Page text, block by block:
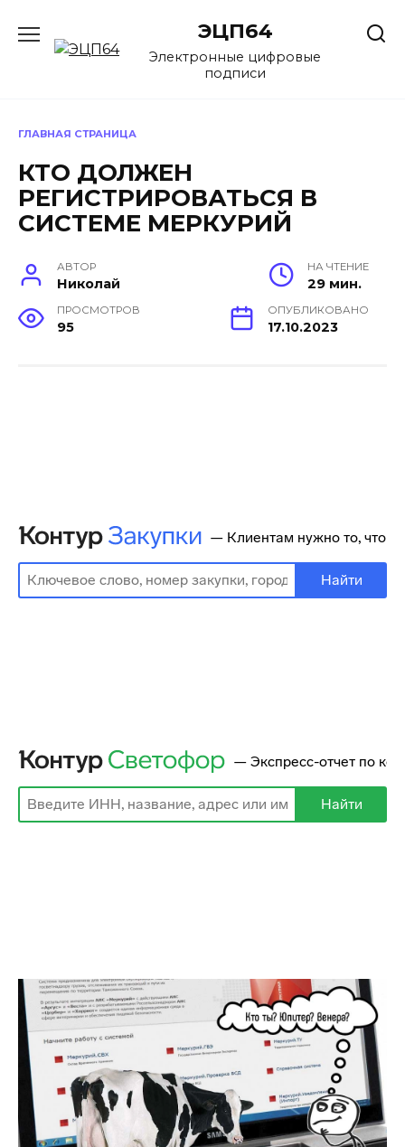
содержанию
ЭЦП64
Электронные цифровые
подписи
ГЛАВНАЯ СТРАНИЦА
КТО ДОЛЖЕН
РЕГИСТРИРОВАТЬСЯ В
СИСТЕМЕ МЕРКУРИЙ
АВТОР
Николай
НА ЧТЕНИЕ
29 мин.
ПРОСМОТРОВ
95
ОПУБЛИКОВАНО
17.10.2023